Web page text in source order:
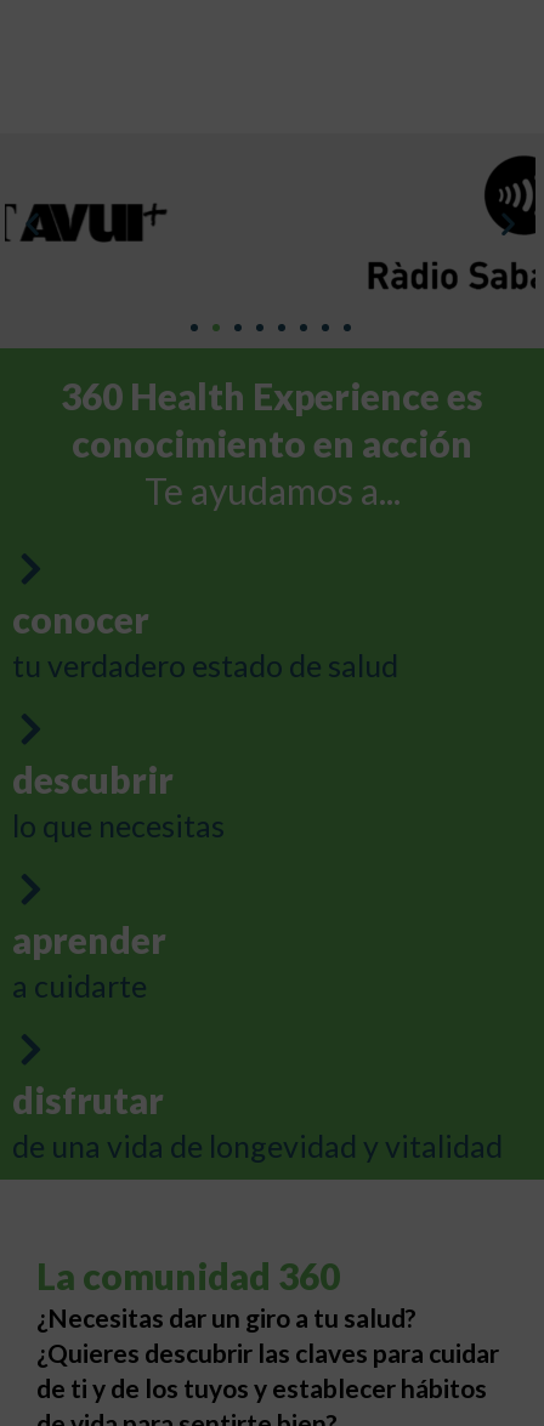
360 Health Experience es
conocimiento en acción
Te ayudamos a...
conocer
tu verdadero estado de salud
descubrir
lo que necesitas
aprender
a cuidarte
disfrutar
de una vida de longevidad y vitalidad
La comunidad 360
¿Necesitas dar un giro a tu salud?
¿Quieres descubrir las claves para cuidar
de ti y de los tuyos y establecer hábitos